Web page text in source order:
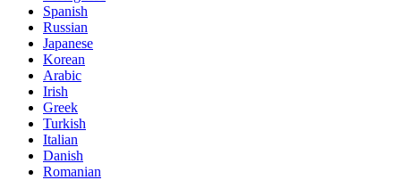
Spanish
Russian
Japanese
Korean
Arabic
Irish
Greek
Turkish
Italian
Danish
Romanian